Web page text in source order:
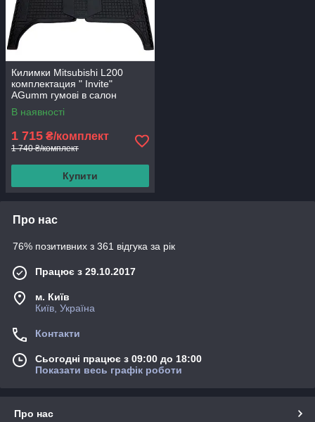
Килимки Mitsubishi L200
комплектация " Invite"
AGumm гумові в салон
В наявності
1 715 ₴/комплект
1 740 ₴/комплект
Купити
Про нас
76% позитивних з 361 відгука за рік
Працює з 29.10.2017
м. Київ
Київ, Україна
Контакти
Сьогодні працює з 09:00 до 18:00
Показати весь графік роботи
Про нас